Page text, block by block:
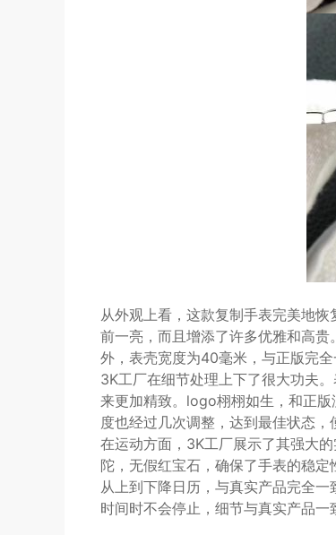
从外观上看，这款复制手表完美地
前一亮，而且增添了许多优雅和高
外，表壳宽度为40毫米，与正版完
3K工厂在细节处理上下了很大功夫
来更加精致。logo栩栩如生，和正
度也经过几次调整，达到最佳状态，
在运动方面，3K工厂展示了其强大
陀，无假红宝石，确保了手表的稳
从上到下降日历，与真实产品完全
时间时不会停止，细节与真实产品一